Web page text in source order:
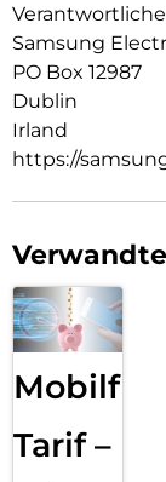
Samsung
PO Box 12987
Dublin
Irland
https://
Mobilfunk
Tarif –